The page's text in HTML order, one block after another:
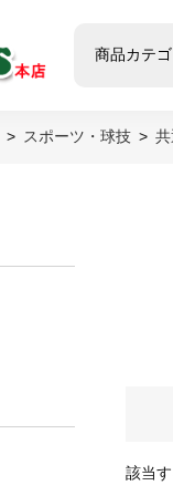
商品カテゴ
スポーツ・球技
該当